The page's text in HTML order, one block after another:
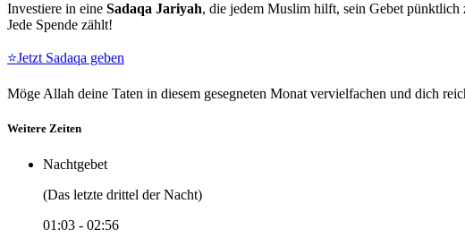
Investiere in eine Sadaqa Jariyah, die jedem Muslim hilft, sein Gebet pünktlich
Jede Spende zählt!
⭐Jetzt Sadaqa geben
Möge Allah deine Taten in diesem gesegneten Monat vervielfachen und dich
Weitere Zeiten
Nachtgebet
(Das letzte drittel der Nacht)
01:03 - 02:56